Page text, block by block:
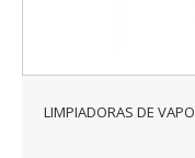
LIMPIADORAS DE